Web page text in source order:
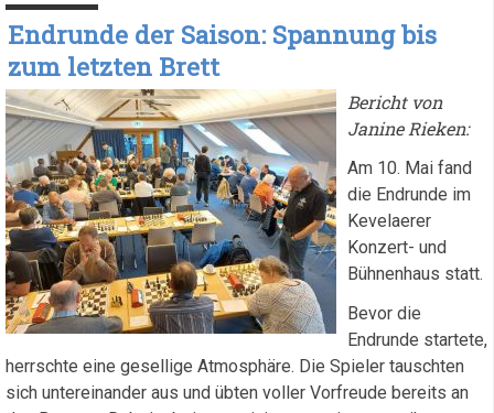
Endrunde der Saison: Spannung bis
zum letzten Brett
Bericht von
Janine Rieken:
Am 10. Mai fand
die Endrunde im
Kevelaerer
Konzert- und
Bühnenhaus statt.
Bevor die
Endrunde startete,
herrschte eine gesellige Atmosphäre. Die Spieler tauschten
sich untereinander aus und übten voller Vorfreude bereits an